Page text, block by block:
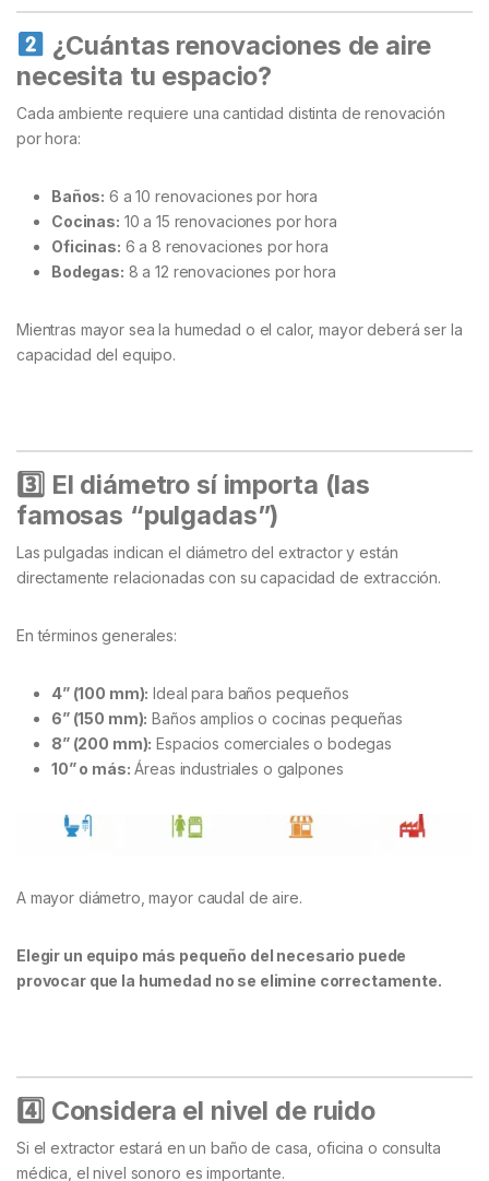
¿Cuántas renovaciones de aire
necesita tu espacio?
Cada ambiente requiere una cantidad distinta de renovación
por hora:
Baños: 6 a 10 renovaciones por hora
Cocinas: 10 a 15 renovaciones por hora
Oficinas: 6 a 8 renovaciones por hora
Bodegas: 8 a 12 renovaciones por hora
Mientras mayor sea la humedad o el calor, mayor deberá ser la
capacidad del equipo.
3️ ⃣ El diámetro sí importa (las
famosas “pulgadas”)
Las pulgadas indican el diámetro del extractor y están
directamente relacionadas con su capacidad de extracción.
En términos generales:
4” (100 mm): Ideal para baños pequeños
6” (150 mm): Baños amplios o cocinas pequeñas
8” (200 mm): Espacios comerciales o bodegas
10” o más: Áreas industriales o galpones
A mayor diámetro, mayor caudal de aire.
Elegir un equipo más pequeño del necesario puede
provocar que la humedad no se elimine correctamente.
4️ ⃣ Considera el nivel de ruido
Si el extractor estará en un baño de casa, oficina o consulta
médica, el nivel sonoro es importante.